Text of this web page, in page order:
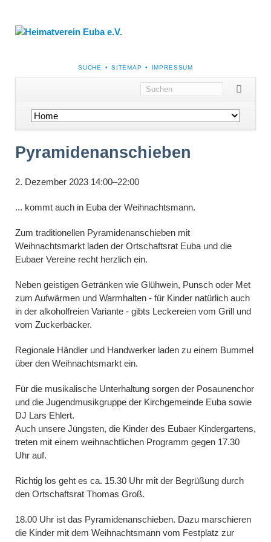
NAVIGATION
ÜBERSPRINGEN
SUCHE SITEMAP IMPRESSUM
Navigation
überspringen
Pyramidenanschieben
2. Dezember 2023 14:00–22:00
... kommt auch in Euba der Weihnachtsmann.
Zum traditionellen Pyramidenanschieben mit
Weihnachtsmarkt laden der Ortschaftsrat Euba und die
Eubaer Vereine recht herzlich ein.
Neben geistigen Getränken wie Glühwein, Punsch oder Met
zum Aufwärmen und Warmhalten - für Kinder natürlich auch
in der alkoholfreien Variante - gibts Leckereien vom Grill und
vom Zuckerbäcker.
Regionale Händler und Handwerker laden zu einem Bummel
über den Weihnachtsmarkt ein.
Für die musikalische Unterhaltung sorgen der Posaunenchor
und die Jugendmusikgruppe der Kirchgemeinde Euba sowie
DJ Lars Ehlert.
Auch unsere Jüngsten, die Kinder des Eubaer Kindergartens,
treten mit einem weihnachtlichen Programm gegen 17.30
Uhr auf.
Richtig los geht es ca. 15.30 Uhr mit der Begrüßung durch
den Ortschaftsrat Thomas Groß.
18.00 Uhr ist das Pyramidenanschieben. Dazu marschieren
die Kinder mit dem Weihnachtsmann vom Festplatz zur